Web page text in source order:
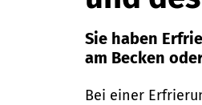
Sie haben
am Becken
Bei einer